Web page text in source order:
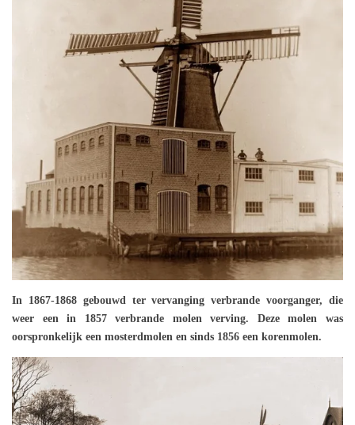
In 1867-1868 gebouwd ter vervanging verbrande voorganger, die
weer een in 1857 verbrande molen verving. Deze molen was
oorspronkelijk een mosterdmolen en sinds 1856 een korenmolen.